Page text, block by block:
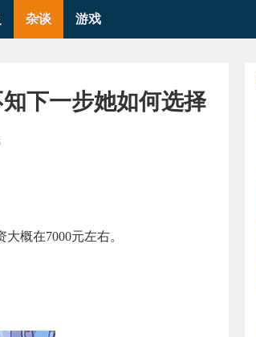
杂谈 游戏
下一步她如何选择
概在7000元左右。